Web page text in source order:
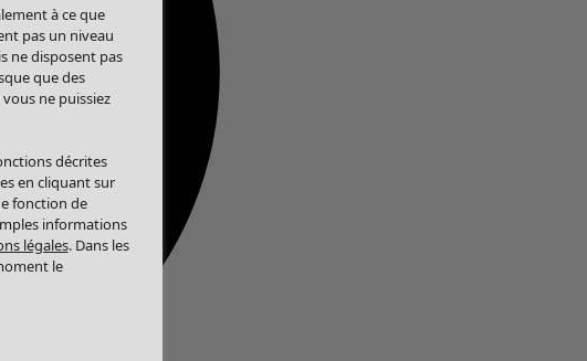
à ce que
pas un niveau
ne disposent pas
que des
ne puissiez
décrites
en cliquant sur
fonction de
informations
légales. Dans les
le